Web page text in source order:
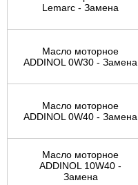
Lemarc - Замена
Масло моторное
ADDINOL 0W30 - Замена
Масло моторное
ADDINOL 0W40 - Замена
Масло моторное
ADDINOL 10W40 -
Замена